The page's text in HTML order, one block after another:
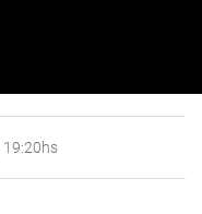
19:20hs